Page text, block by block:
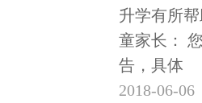
升学有所
童家长：
告，具体
2018-06-06